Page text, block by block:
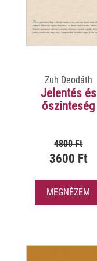
Zuh Deodáth
Jelentés és
őszinteség
4800 Ft
3600 Ft
MEGNÉZEM